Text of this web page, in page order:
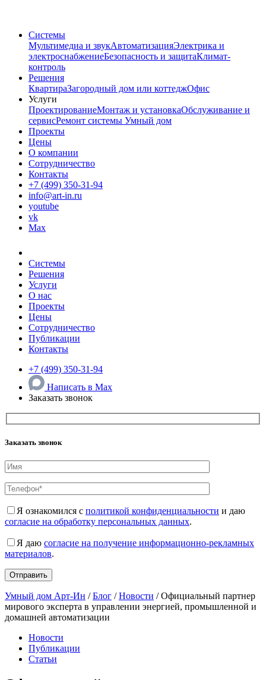
Системы
Мультимедиа и звукАвтоматизацияЭлектрика и
электроснабжениеБезопасность и защитаКлимат-
контроль
Решения
КвартираЗагородный дом или коттеджОфис
Услуги
ПроектированиеМонтаж и установкаОбслуживание и
сервисРемонт системы Умный дом
Проекты
Цены
О компании
Сотрудничество
Контакты
+7 (499) 350-31-94
info@art-in.ru
youtube
vk
Max
Системы
Решения
Услуги
О нас
Проекты
Цены
Сотрудничество
Публикации
Контакты
+7 (499) 350-31-94
Написать в Max
Заказать звонок
Заказать звонок
Я ознакомился с политикой конфиденциальности и даю
согласие на обработку персональных данных.
Я даю согласие на получение информационно-рекламных
материалов.
Умный дом Арт-Ин /Блог /Новости /Официальный партнер
мирового эксперта в управлении энергией, промышленной и
домашней автоматизации
Новости
Публикации
Статьи